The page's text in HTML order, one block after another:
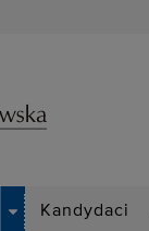
DROPDOWN
Kandydaci